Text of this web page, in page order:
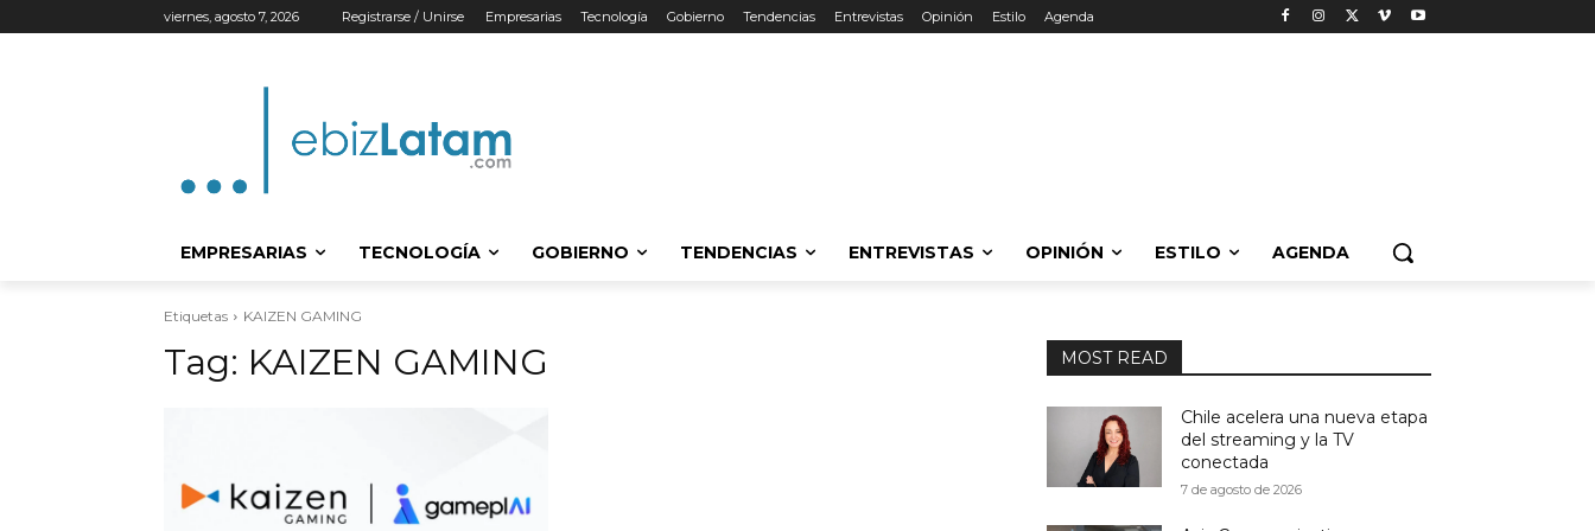
viernes, agosto 7, 2026 Registrarse / Unirse Empresarias Tecnología Gobierno Tendencias Entrevistas Opinión Estilo Agenda
EMPRESARIAS TECNOLOGÍA GOBIERNO TENDENCIAS ENTREVISTAS OPINIÓN ESTILO AGENDA
Etiquetas KAIZEN GAMING
Tag: KAIZEN GAMING MOST READ
Chile acelera una nueva etapa
del streaming y la TV
conectada
7 de agosto de 2026